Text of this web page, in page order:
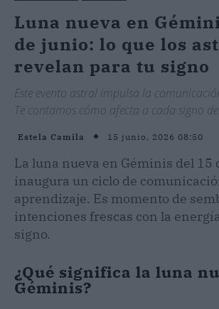
Luna nueva en
de junio: lo que los
revelan para tu signo
Este evento astral impulsa la
Te contamos cómo afecta a cada signo
Estela Camila 15 junio, 2026 08:50
La luna nueva en Géminis del 15
inaugura un ciclo de
aprendizaje. Es momento de
intenciones frescas con la
signo.
¿Qué significa la luna
Géminis?